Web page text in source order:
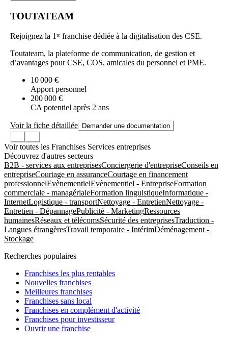
TOUTATEAM
Rejoignez la 1ʳᵉ franchise dédiée à la digitalisation des CSE.
Toutateam, la plateforme de communication, de gestion et
d’avantages pour CSE, COS, amicales du personnel et PME.
10 000 €
Apport personnel
200 000 €
CA potentiel après 2 ans
Voir la fiche détaillée Demander une documentation
Voir toutes les Franchises Services entreprises
Découvrez d'autres secteurs
B2B - services aux entreprisesConciergerie d'entrepriseConseils en
entrepriseCourtage en assuranceCourtage en financement
professionnelEvènementielEvènementiel - EntrepriseFormation
commerciale - managérialeFormation linguistiqueInformatique -
InternetLogistique - transportNettoyage - EntretienNettoyage -
Entretien - DépannagePublicité - MarketingRessources
humainesRéseaux et télécomsSécurité des entreprisesTraduction -
Langues étrangèresTravail temporaire - IntérimDéménagement -
Stockage
Recherches populaires
Franchises les plus rentables
Nouvelles franchises
Meilleures franchises
Franchises sans local
Franchises en complément d'activité
Franchises pour investisseur
Ouvrir une franchise